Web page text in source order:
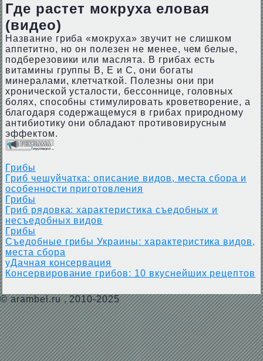
Где растет мокруха еловая
(видео)
Название гриба «мокруха» звучит не слишком
аппетитно, но он полезен не менее, чем белые,
подберезовики или маслята. В грибах есть
витамины группы В, Е и С, они богаты
минералами, клетчаткой. Полезны они при
хронической усталости, бессоннице, головных
болях, способны стимулировать кроветворение, а
благодаря содержащемуся в грибах природному
антибиотику они обладают противовирусным
эффектом.
Грибы
Гриб чешуйчатка: описание видов, места сбора и
особенности приготовления
Грибы
Гриб рядовка: характеристика съедобных и
несъедобных видов
Грибы
Съедобные грибы Украины: характеристика видов,
места сбора
уДачная консервация
Консервирование грибов: 10 вкуснейших рецептов
© arambel.ru, 2010-2025